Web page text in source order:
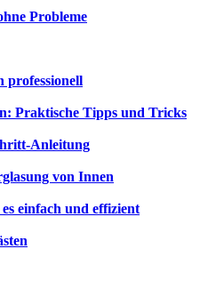
Probleme
professionell
Praktische Tipps und Tricks
Anleitung
von Innen
einfach und effizient